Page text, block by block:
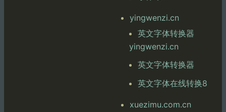
yingwenzi.cn
英文字体转换器
yingwenzi.cn
英文字体转换器
英文字体在线转换8
xuezimu.com.cn